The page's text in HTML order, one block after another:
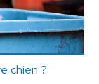
chien ?